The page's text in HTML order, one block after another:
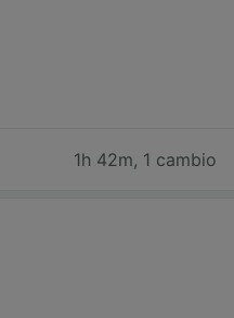
1h 42m, 1 cambio